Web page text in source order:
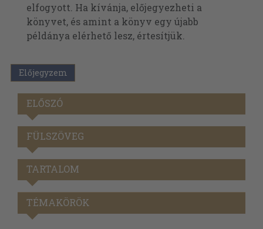
elfogyott. Ha kívánja, előjegyezheti a
könyvet, és amint a könyv egy újabb
példánya elérhető lesz, értesítjük.
Előjegyzem
ELŐSZÓ
FÜLSZÖVEG
TARTALOM
TÉMAKÖRÖK